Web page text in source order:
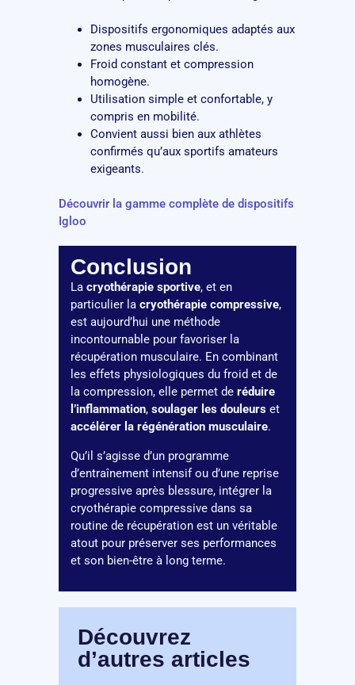
Dispositifs ergonomiques adaptés aux
zones musculaires clés.
Froid constant et compression
homogène.
Utilisation simple et confortable, y
compris en mobilité.
Convient aussi bien aux athlètes
confirmés qu’aux sportifs amateurs
exigeants.
Découvrir la gamme complète de dispositifs
Igloo
Conclusion
La cryothérapie sportive, et en
particulier la cryothérapie compressive,
est aujourd’hui une méthode
incontournable pour favoriser la
récupération musculaire. En combinant
les effets physiologiques du froid et de
la compression, elle permet de réduire
l’inflammation, soulager les douleurs et
accélérer la régénération musculaire.
Qu’il s’agisse d’un programme
d’entraînement intensif ou d’une reprise
progressive après blessure, intégrer la
cryothérapie compressive dans sa
routine de récupération est un véritable
atout pour préserver ses performances
et son bien-être à long terme.
Découvrez
d’autres articles